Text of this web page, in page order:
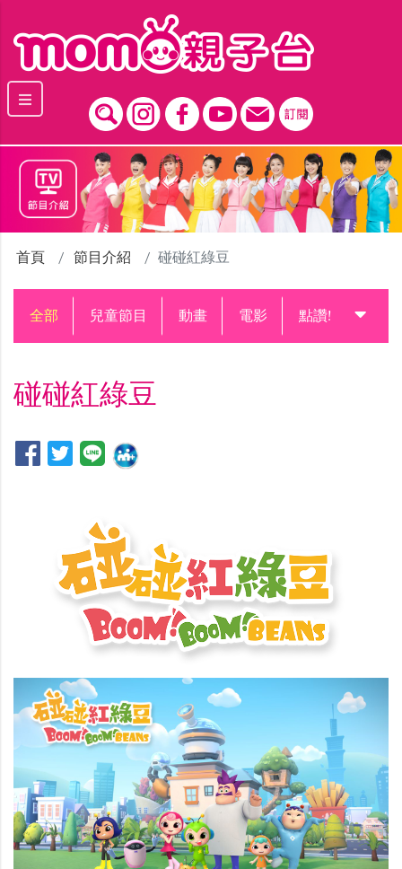
首頁 節目介紹 碰碰紅綠豆
全部 兒童節目 動畫 電影 點讚!升級中
碰碰紅綠豆